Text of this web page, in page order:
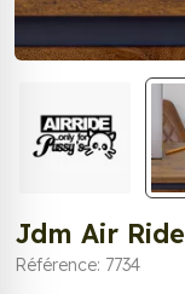
Jdm Air Ride
Référence: 7734